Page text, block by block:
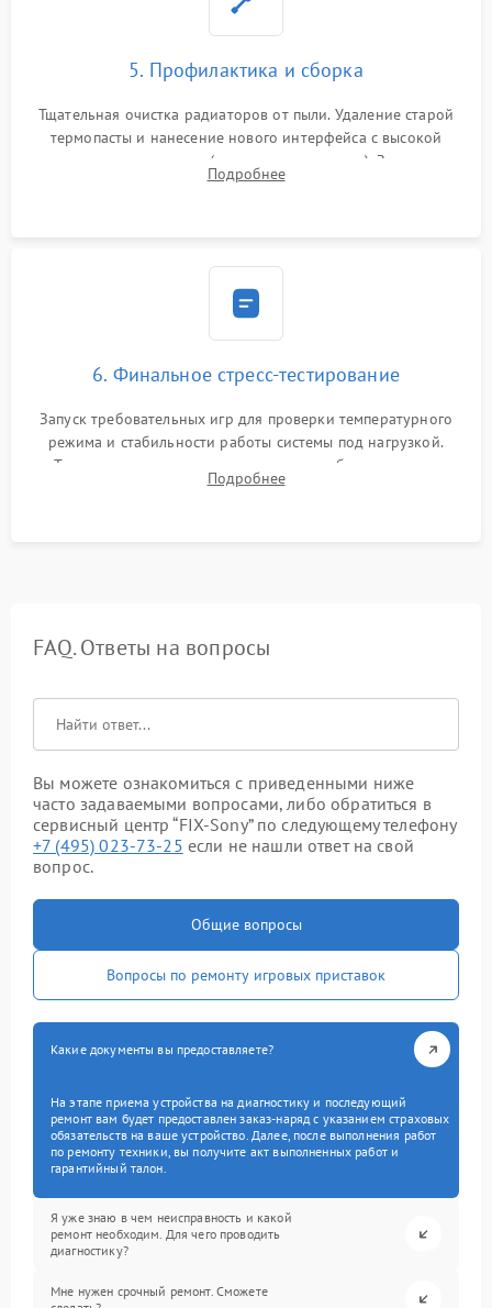
5. Профилактика и сборка
Тщательная очистка радиаторов от пыли. Удаление старой
термопасты и нанесение нового интерфейса с высокой
теплопроводностью (или жидкого металла). Замена
термопрокладок. Аккуратная сборка консоли и подключение
Подробнее
6. Финальное стресс-тестирование
Запуск требовательных игр для проверки температурного
режима и стабильности работы системы под нагрузкой.
Тестирование привода, синхронизации беспроводных
геймпадов, выхода в сеть и выдачи изображения без
Подробнее
FAQ. Ответы на вопросы
Вы можете ознакомиться с приведенными ниже
часто задаваемыми вопросами, либо обратиться в
сервисный центр “FIX-Sony” по следующему телефону
+7 (495) 023-73-25 если не нашли ответ на свой
вопрос.
Общие вопросы
Вопросы по ремонту игровых приставок
Какие документы вы предоставляете?
На этапе приема устройства на диагностику и последующий
ремонт вам будет предоставлен заказ-наряд с указанием страховых
обязательств на ваше устройство. Далее, после выполнения работ
по ремонту техники, вы получите акт выполненных работ и
гарантийный талон.
Я уже знаю в чем неисправность и какой
ремонт необходим. Для чего проводить
диагностику?
Мне нужен срочный ремонт. Сможете